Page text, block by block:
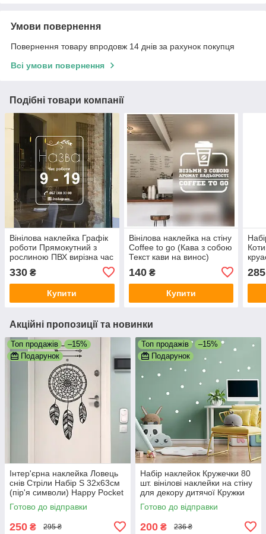
Умови повернення
Повернення товару впродовж 14 днів за рахунок покупця
Всі умови повернення
Подібні товари компанії
Вінілова наклейка Графік
роботи Прямокутний з
рослиною ПВХ вирізна час
мм
330 ₴
Купити
Вінілова наклейка на стіну
Coffee to go (Кава з собою
Текст кави на винос)
140₴
Купити
мм
285
Акційні пропозиції та новинки
Топ продажів
–15%
Подарунок
Інтер'єрна наклейка Ловець
снів Стріли Набір S 32х63см
(пір'я символи) Happy Pocket
Чорний матовий
Готово до відправки
250 ₴ 295 ₴
Топ продажів
–15%
Подарунок
Набір наклейок Кружечки 80
шт. вінілові наклейки на стіну
для декору дитячої Кружки
Сфери Сніг матовий Білий
Готово до відправки
200 ₴ 236 ₴